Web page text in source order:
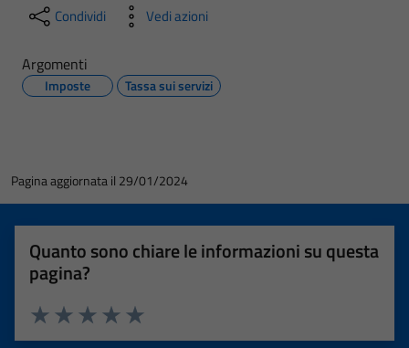
Condividi Vedi azioni
Argomenti
Imposte Tassa sui servizi
Pagina aggiornata il 29/01/2024
Quanto sono chiare le informazioni su questa
pagina?
Valuta 5 stelle su 5
Valuta 4 stelle su 5
Valuta 3 stelle su 5
Valuta 2 stelle su 5
Valuta 1 stelle su 5